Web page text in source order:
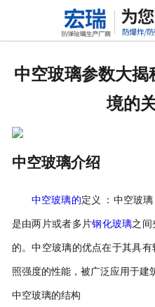
中空玻璃参数大
境的
中空玻璃介绍
中空玻璃的定义 ： 中空玻璃
是由两片或者多片钢化玻璃之间
的。中空玻璃的优点在于其具
照强度的性能，被广泛应用于建
中空玻璃的结构